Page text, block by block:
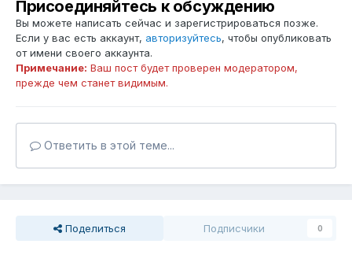
Присоединяйтесь к обсуждению
Вы можете написать сейчас и зарегистрироваться позже.
Если у вас есть аккаунт, авторизуйтесь, чтобы опубликовать
от имени своего аккаунта.
Примечание: Ваш пост будет проверен модератором,
прежде чем станет видимым.
Ответить в этой теме...
Поделиться Подписчики 0